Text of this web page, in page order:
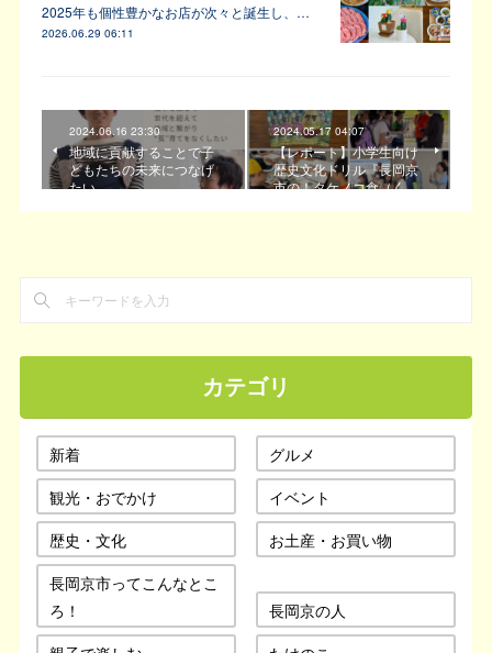
2025年も個性豊かなお店が次々と誕生し、…
2026.06.29 06:11
2024.06.16 23:30
地域に貢献することで子
どもたちの未来につなげ
たい
2024.05.17 04:07
【レポート】小学生向け
歴史文化ドリル『長岡京
市の！タケノコ食（く…
カテゴリ
新着
グルメ
観光・おでかけ
イベント
歴史・文化
お土産・お買い物
長岡京市ってこんなとこ
ろ！
長岡京の人